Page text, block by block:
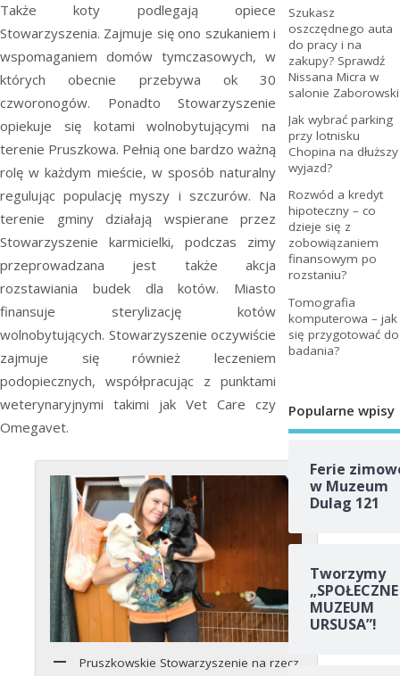
Także koty podlegają opiece
Stowarzyszenia. Zajmuje się ono szukaniem i
wspomaganiem domów tymczasowych, w
których obecnie przebywa ok 30
czworonogów. Ponadto Stowarzyszenie
opiekuje się kotami wolnobytującymi na
terenie Pruszkowa. Pełnią one bardzo ważną
rolę w każdym mieście, w sposób naturalny
regulując populację myszy i szczurów. Na
terenie gminy działają wspierane przez
Stowarzyszenie karmicielki, podczas zimy
przeprowadzana jest także akcja
rozstawiania budek dla kotów. Miasto
finansuje sterylizację kotów
wolnobytujących. Stowarzyszenie oczywiście
zajmuje się również leczeniem
podopiecznych, współpracując z punktami
weterynaryjnymi takimi jak Vet Care czy
Omegavet.
Pruszkowskie Stowarzyszenie na rzecz
Szukasz
oszczędnego auta
do pracy i na
zakupy? Sprawdź
Nissana Micra w
salonie Zaborowski
Jak wybrać parking
przy lotnisku
Chopina na dłuższy
wyjazd?
Rozwód a kredyt
hipoteczny – co
dzieje się z
zobowiązaniem
finansowym po
rozstaniu?
Tomografia
komputerowa – jak
się przygotować do
badania?
Popularne wpisy
Ferie
w Muzeum
Dulag 121
Tworzymy
„SPOŁECZNE
MUZEUM
URSUSA”!